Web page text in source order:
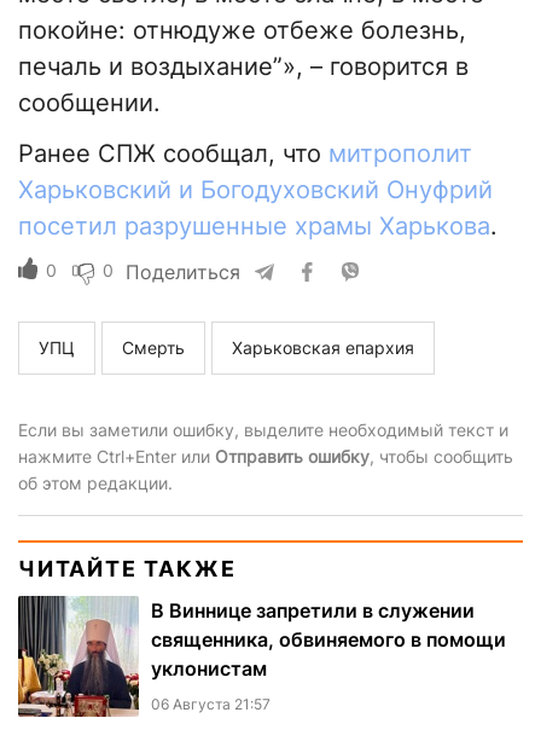
покойне: отнюдуже отбеже болезнь,
печаль и воздыхание”», – говорится в
сообщении.
Ранее СПЖ сообщал, что митрополит
Харьковский и Богодуховский Онуфрий
посетил разрушенные храмы Харькова.
0 0 Поделиться
УПЦ Смерть Харьковская епархия
Если вы заметили ошибку, выделите необходимый текст и
нажмите Ctrl+Enter или Отправить ошибку, чтобы сообщить
об этом редакции.
ЧИТАЙТЕ ТАКЖЕ
В Виннице запретили в служении
священника, обвиняемого в помощи
уклонистам
06 Августа 21:57